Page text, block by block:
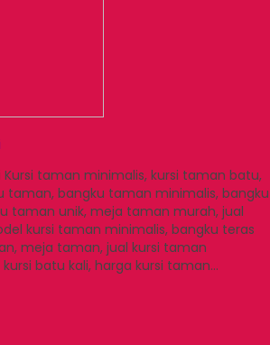
Kursi taman minimalis, kursi taman batu,
taman, bangku taman minimalis, bangku
taman unik, meja taman murah, jual
kursi taman minimalis, bangku teras
meja taman, jual kursi taman
batu kali, harga kursi taman…